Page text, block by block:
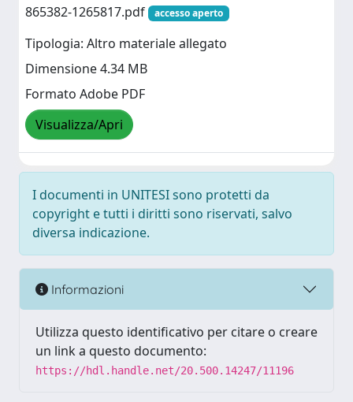
865382-1265817.pdf
accesso aperto
Tipologia: Altro materiale allegato
Dimensione 4.34 MB
Formato Adobe PDF
Visualizza/Apri
I documenti in UNITESI sono protetti da
copyright e tutti i diritti sono riservati, salvo
diversa indicazione.
Informazioni
Utilizza questo identificativo per citare o creare
un link a questo documento:
https://hdl.handle.net/20.500.14247/11196